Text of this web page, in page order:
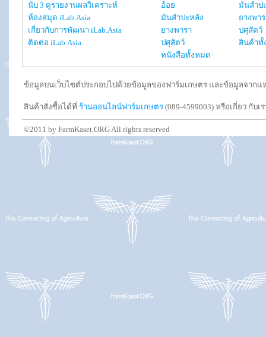
นับ 3 ดูรายงานผลวิเคราะห์
ห้องสมุด iLab.Asia
เกี่ยวกับการพัฒนา iLab.Asia
ติดต่อ iLab.Asia
อ้อย
มันสำปะหลัง
ยางพารา
ปศุสัตว์
หนังสือทั้งหมด
มันสำป
ยางพา
ปศุสัตว์
สินค้าทั้
ข้อมูลบนเว็บไซต์ประกอบไปด้วยข้อมูลของฟาร์มเกษตร และข้อมูลจาก
สินค้าสั่งซื้อได้ที่ ร้านออนไลน์ฟาร์มเกษตร (089-4599003) หรือเกี่ยว กับเ
©2011 by FarmKaset.ORG All rights reserved